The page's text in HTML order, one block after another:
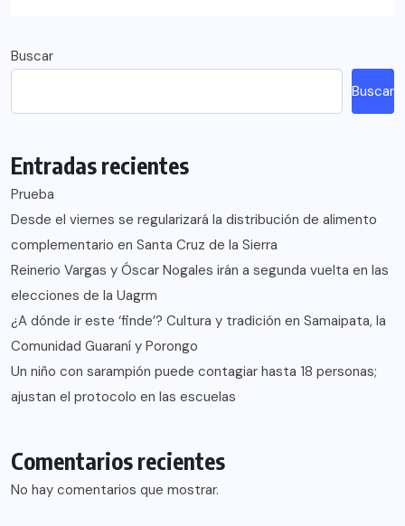
Buscar
Buscar
Entradas recientes
Prueba
Desde el viernes se regularizará la distribución de alimento
complementario en Santa Cruz de la Sierra
Reinerio Vargas y Óscar Nogales irán a segunda vuelta en las
elecciones de la Uagrm
¿A dónde ir este ‘finde’? Cultura y tradición en Samaipata, la
Comunidad Guaraní y Porongo
Un niño con sarampión puede contagiar hasta 18 personas;
ajustan el protocolo en las escuelas
Comentarios recientes
No hay comentarios que mostrar.